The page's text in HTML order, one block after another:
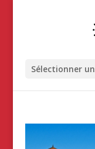
Sélectionner